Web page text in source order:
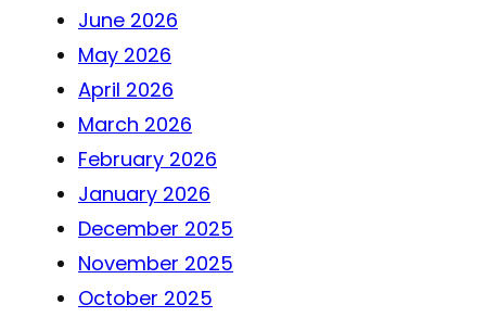
June 2026
May 2026
April 2026
March 2026
February 2026
January 2026
December 2025
November 2025
October 2025